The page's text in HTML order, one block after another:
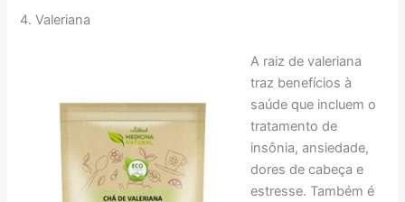
4. Valeriana
A raiz de valeriana
traz benefícios à
saúde que incluem o
tratamento de
insônia, ansiedade,
dores de cabeça e
estresse. Também é